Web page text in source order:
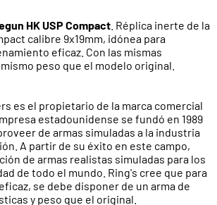
HK USP Compact . Réplica inerte de la
calibre 9x19mm, idónea para
eficaz. Con las mismas
peso que el modelo original.
es el propietario de la marca comercial
estadounidense se fundó en 1989
de armas simuladas a la industria
A partir de su éxito en este campo,
de armas realistas simuladas para los
de todo el mundo. Ring's cree que para
se debe disponer de un arma de
y peso que el original.